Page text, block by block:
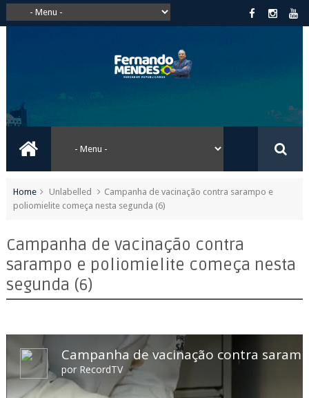
Home Unlabelled
Campanha de vacinação contra sarampo e
poliomielite começa nesta segunda (6)
Campanha de vacinação contra
sarampo e poliomielite começa nesta
segunda (6)